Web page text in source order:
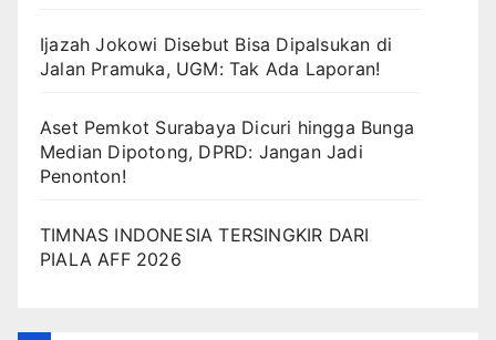
Ijazah Jokowi Disebut Bisa Dipalsukan di
Jalan Pramuka, UGM: Tak Ada Laporan!
Aset Pemkot Surabaya Dicuri hingga Bunga
Median Dipotong, DPRD: Jangan Jadi
Penonton!
TIMNAS INDONESIA TERSINGKIR DARI
PIALA AFF 2026